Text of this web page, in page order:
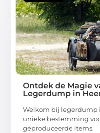
Ontdek de Magie
Legerdump in
Welkom bij legerdump
unieke bestemming
geproduceerde items.